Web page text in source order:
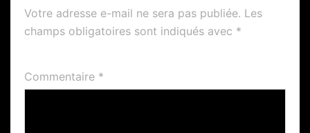
Votre adresse e-mail ne sera pas publiée. Les
champs obligatoires sont indiqués avec *
Commentaire *